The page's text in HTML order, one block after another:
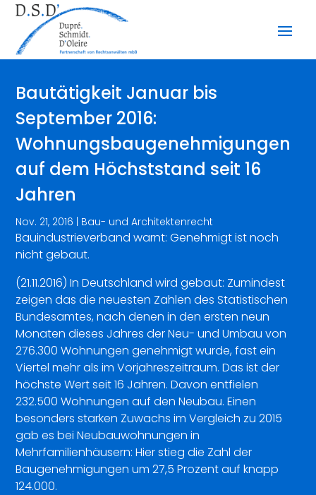
Bautätigkeit Januar bis
September 2016:
Wohnungsbaugenehmigungen
auf dem Höchststand seit 16
Jahren
Nov. 21, 2016 | Bau- und Architektenrecht
Bauindustrieverband warnt: Genehmigt ist noch
nicht gebaut.
(21.11.2016) In Deutschland wird gebaut: Zumindest
zeigen das die neuesten Zahlen des Statistischen
Bundesamtes, nach denen in den ersten neun
Monaten dieses Jahres der Neu- und Umbau von
276.300 Wohnungen genehmigt wurde, fast ein
Viertel mehr als im Vorjahreszeitraum. Das ist der
höchste Wert seit 16 Jahren. Davon entfielen
232.500 Wohnungen auf den Neubau. Einen
besonders starken Zuwachs im Vergleich zu 2015
gab es bei Neubauwohnungen in
Mehrfamilienhäusern: Hier stieg die Zahl der
Baugenehmigungen um 27,5 Prozent auf knapp
124.000.